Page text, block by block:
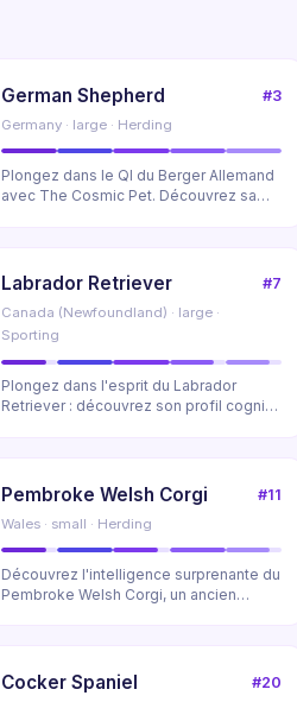
German Shepherd #3
Germany · large · Herding
Plongez dans le QI du Berger Allemand
avec The Cosmic Pet. Découvrez sa
Labrador Retriever #7
Canada (Newfoundland) · large ·
Sporting
Plongez dans l'esprit du Labrador
Retriever : découvrez son profil cognitif
Pembroke Welsh Corgi #11
Wales · small · Herding
Découvrez l'intelligence surprenante du
Pembroke Welsh Corgi, un ancien
Cocker Spaniel #20